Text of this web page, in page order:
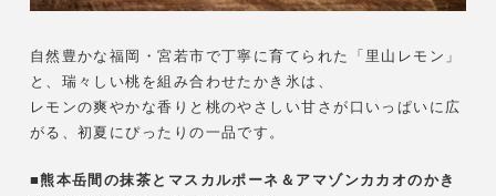
自然豊かな福岡・宮若市で丁寧に育てられた「里山レモン」
と、瑞々しい桃を組み合わせたかき氷は、
レモンの爽やかな香りと桃のやさしい甘さが口いっぱいに広
がる、初夏にぴったりの一品です。
■熊本岳間の抹茶とマスカルポーネ＆アマゾンカカオのかき